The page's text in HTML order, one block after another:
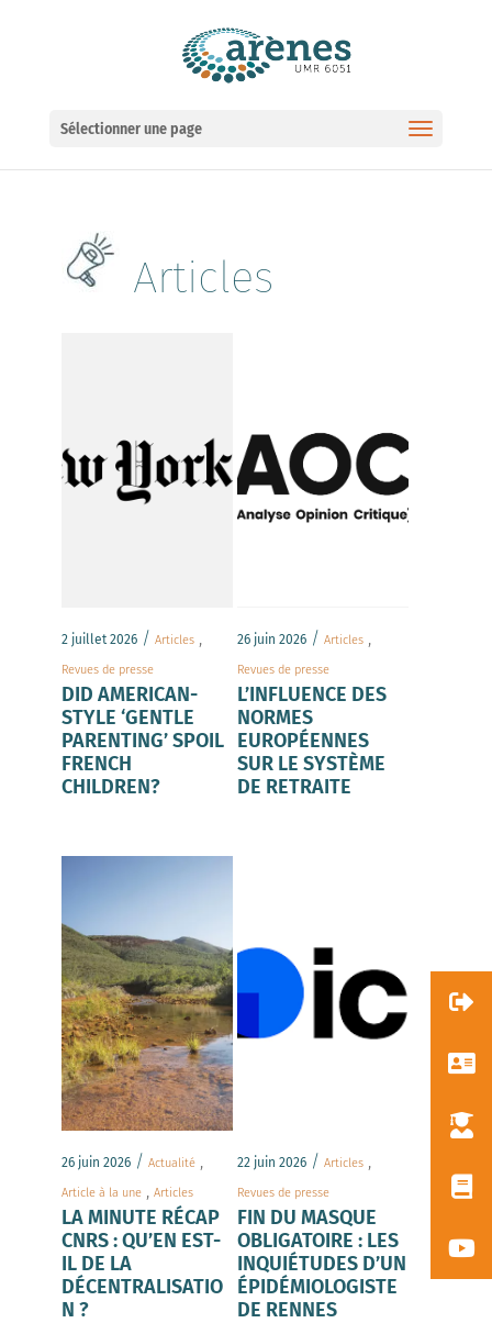
Sélectionner une page
Articles
2 juillet 2026/ Articles,
Revues de presse
DID AMERICAN-
STYLE ‘GENTLE
PARENTING’ SPOIL
FRENCH
CHILDREN?
26 juin 2026/ Articles,
Revues de presse
L’INFLUENCE DES
NORMES
EUROPÉENNES
SUR LE SYSTÈME
DE RETRAITE
26 juin 2026/ Actualité,
Article à la une, Articles
LA MINUTE RÉCAP
CNRS : QU’EN EST-
IL DE LA
DÉCENTRALISATIO
N ?
22 juin 2026/ Articles,
Revues de presse
FIN DU MASQUE
OBLIGATOIRE : LES
INQUIÉTUDES D’UN
ÉPIDÉMIOLOGISTE
DE RENNES